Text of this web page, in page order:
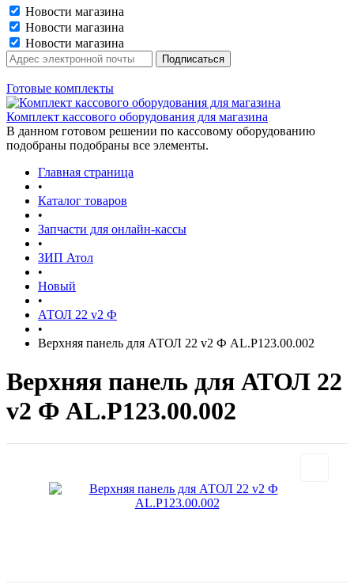
Новости магазина
Новости магазина
Новости магазина
Готовые комплекты
Комплект кассового оборудования для магазина
В данном готовом решении по кассовому оборудованию
подобраны подобраны все элементы.
Главная страница
•
Каталог товаров
•
Запчасти для онлайн-кассы
•
ЗИП Атол
•
Новый
•
АТОЛ 22 v2 Ф
•
Верхняя панель для АТОЛ 22 v2 Ф AL.P123.00.002
Верхняя панель для АТОЛ 22
v2 Ф AL.P123.00.002